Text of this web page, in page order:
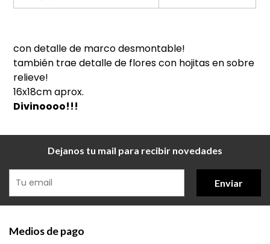
con detalle de marco desmontable!
también trae detalle de flores con hojitas en sobre
relieve!
16x18cm aprox.
Divinoooo!!!
Dejanos tu mail para recibir novedades
Enviar
Medios de pago